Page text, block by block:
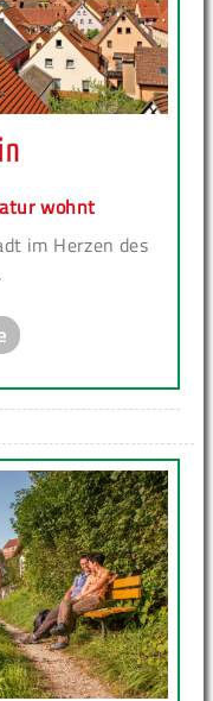
wohnt
im Herzen des